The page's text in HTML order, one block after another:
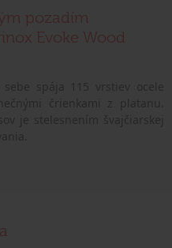
pozadím
Evoke Wood